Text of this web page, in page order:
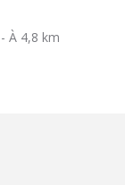
- À 4,8 km